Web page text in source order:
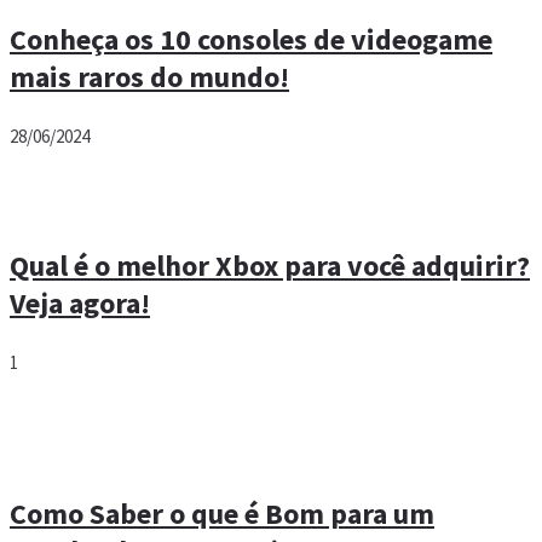
Conheça os 10 consoles de videogame
mais raros do mundo!
28/06/2024
Qual é o melhor Xbox para você adquirir?
Veja agora!
1
Como Saber o que é Bom para um